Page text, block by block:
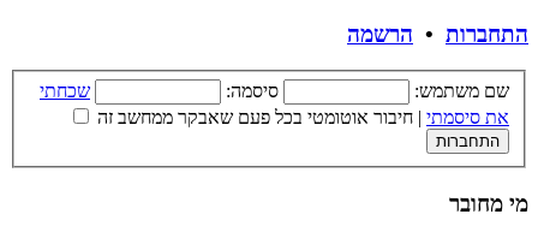
התחברות • הרשמה
שם משתמש: סיסמה:
שכחתי
את סיסמתי | חיבור אוטומטי בכל פעם שאבקר ממחשב זה
מי מחובר